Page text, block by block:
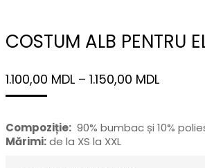
COSTUM ALB PENTRU
1.100,00 MDL – 1.150,00 MDL
Compoziție:90% bumbac și 10%
Mărimi:de la XS la XXL